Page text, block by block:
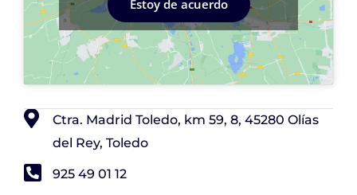
Estoy de acuerdo
Ctra. Madrid Toledo, km 59, 8, 45280 Olías
del Rey, Toledo
925 49 01 12